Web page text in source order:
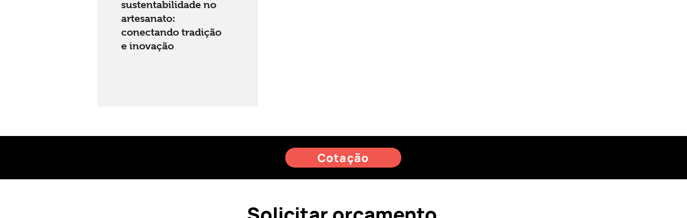
sustentabilidade no
artesanato:
conectando tradição
e inovação
Cotação